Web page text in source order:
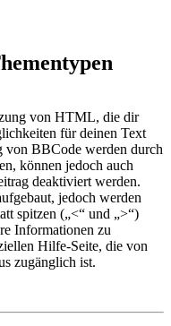
von HTML, die dir
für deinen Text
von BBCode werden durch
können jedoch auch
deaktiviert werden.
jedoch werden
spitzen („<“ und „>“)
Informationen zu
Hilfe-Seite, die von
zugänglich ist.